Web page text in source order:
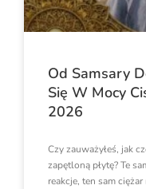
Od Samsary
Się W Mocy
2026
Czy zauważyłeś, jak
zapętloną płytę? Te
reakcje, ten sam